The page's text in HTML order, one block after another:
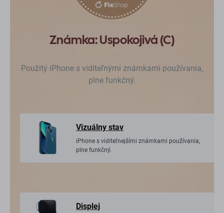
Známka: Uspokojivá (C)
Použitý iPhone s viditeľnými známkami používania,
plne funkčný.
Vizuálny stav
iPhone s viditeľnejšími známkami používania,
plne funkčný.
Displej